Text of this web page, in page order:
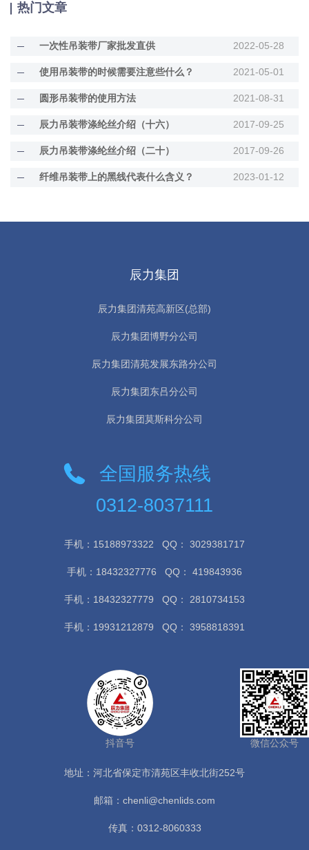
热门文章
一次性吊装带厂家批发直供 2022-05-28
使用吊装带的时候需要注意些什么？ 2021-05-01
圆形吊装带的使用方法 2021-08-31
辰力吊装带涤纶丝介绍（十六） 2017-09-25
辰力吊装带涤纶丝介绍（二十） 2017-09-26
纤维吊装带上的黑线代表什么含义？ 2023-01-12
辰力集团
辰力集团清苑高新区(总部)
辰力集团博野分公司
辰力集团清苑发展东路分公司
辰力集团东吕分公司
辰力集团莫斯科分公司
全国服务热线
0312-8037111
手机：15188973322 QQ： 3029381717
手机：18432327776 QQ： 419843936
手机：18432327779 QQ： 2810734153
手机：19931212879 QQ： 3958818391
抖音号 微信公众号
地址：河北省保定市清苑区丰收北街252号
邮箱：chenli@chenlids.com
传真：0312-8060333